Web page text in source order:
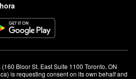
Bloor St. East Suite 1100 Toronto, ON
is requesting consent on its own behalf and